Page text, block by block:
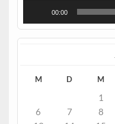
00:00
M D M
1
6
7 8